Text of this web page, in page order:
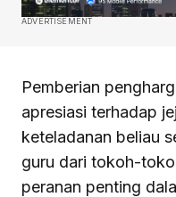
ADVERTISEMENT
Pemberian
apresiasi terhadap
keteladanan beliau
guru dari tokoh-
peranan penting